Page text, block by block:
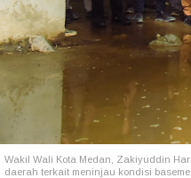
Wakil Wali Kota Medan, Zakiyuddin
daerah terkait meninjau kondisi